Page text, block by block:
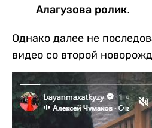
Алагузова ролик.
Однако далее не
видео со второй